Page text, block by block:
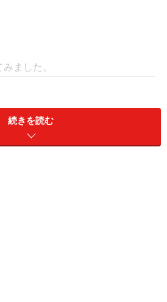
ました。
したが、「べにふうき」は、独立
機構 野菜茶業研究所で育成され、
続きを読む